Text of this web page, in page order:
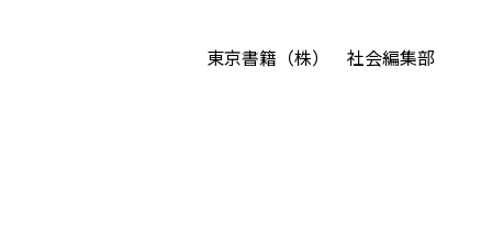
東京書籍（株） 社会編集部